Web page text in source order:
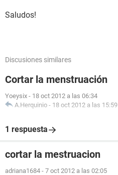
Saludos!
Discusiones similares
Cortar la menstruación
Yoeysix - 18 oct 2012 a las 06:34
A.Herquinio - 18 oct 2012 a las 15:59
1 respuesta
cortar la mestruacion
adriana1684 - 7 oct 2012 a las 02:05